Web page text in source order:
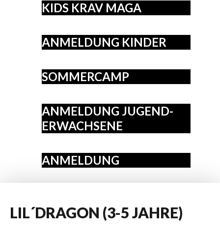
KIDS KRAV MAGA
ANMELDUNG KINDER
SOMMERCAMP
ANMELDUNG JUGEND-
ERWACHSENE
ANMELDUNG
LIL´DRAGON (3-5JAHRE)